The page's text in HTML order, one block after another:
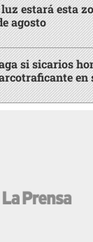
estará esta
agosto
si sicarios